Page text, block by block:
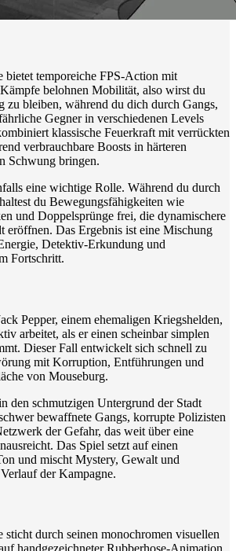
temporeiche FPS-Action mit
belohnen Mobilität, also wirst du
zu bleiben, während du dich durch Gangs,
Gegner in verschiedenen Levels
klassische Feuerkraft mit verrückten
verbrauchbare Boosts in härteren
Schwung bringen.
eine wichtige Rolle. Während du durch
du Bewegungsfähigkeiten wie
und Doppelsprünge frei, die dynamischere
eröffnen. Das Ergebnis ist eine Mischung
Detektiv-Erkundung und
Fortschritt.
Pepper, einem ehemaligen Kriegshelden,
arbeitet, als er einen scheinbar simplen
Dieser Fall entwickelt sich schnell zu
mit Korruption, Entführungen und
von Mouseburg.
den schmutzigen Untergrund der Stadt
bewaffnete Gangs, korrupte Polizisten
der Gefahr, das weit über eine
Das Spiel setzt auf einen
und mischt Mystery, Gewalt und
der Kampagne.
durch seinen monochromen visuellen
handgezeichneter Rubberhose-Animation